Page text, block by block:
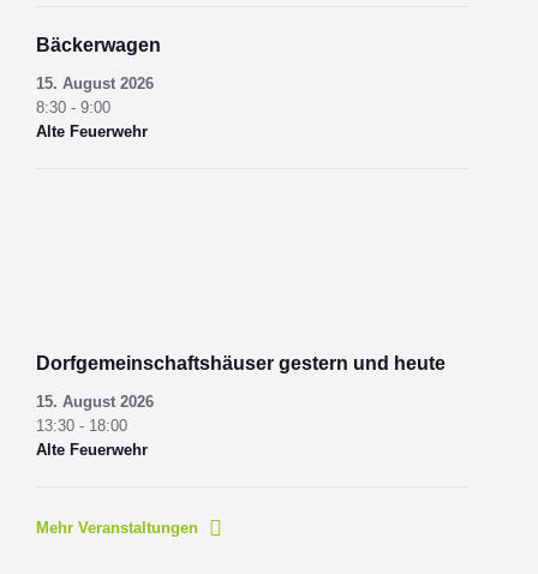
Bäckerwagen
15. August 2026
8:30 - 9:00
Alte Feuerwehr
Dorfgemeinschaftshäuser gestern und heute
15. August 2026
13:30 - 18:00
Alte Feuerwehr
Mehr Veranstaltungen